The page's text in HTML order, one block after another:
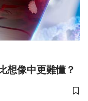
為什麼比想像中更難懂？
儲